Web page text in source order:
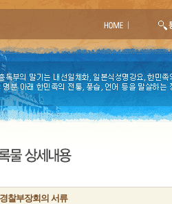
찰부장회의 서류